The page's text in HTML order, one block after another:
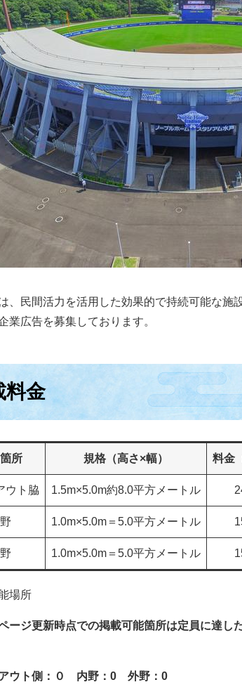
、民間活力を活用した効果的で持続可能な施
業広告を募集しております。
料金
所 規格（高さ×幅） 料金
ウト脇 1.5m×5.0m約8.0平方メートル
1.0m×5.0m＝5.0平方メートル
1.0m×5.0m＝5.0平方メートル
場所​
ージ更新時点での掲載可能箇所は定員に達し
ウト側：０ 内野：0 外野：0